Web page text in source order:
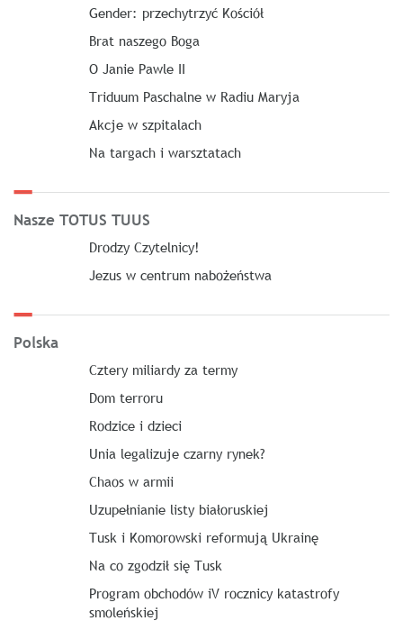
Gender: przechytrzyć Kościół
Brat naszego Boga
O Janie Pawle II
Triduum Paschalne w Radiu Maryja
Akcje w szpitalach
Na targach i warsztatach
Nasze TOTUS TUUS
Drodzy Czytelnicy!
Jezus w centrum nabożeństwa
Polska
Cztery miliardy za termy
Dom terroru
Rodzice i dzieci
Unia legalizuje czarny rynek?
Chaos w armii
Uzupełnianie listy białoruskiej
Tusk i Komorowski reformują Ukrainę
Na co zgodził się Tusk
Program obchodów iV rocznicy katastrofy
smoleńskiej